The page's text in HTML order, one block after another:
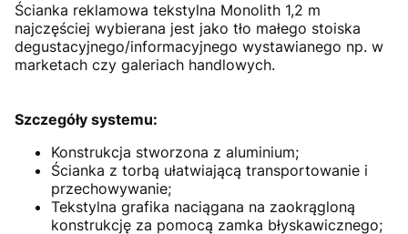
Ścianka reklamowa tekstylna Monolith 1,2 m
najczęściej wybierana jest jako tło małego stoiska
degustacyjnego/informacyjnego wystawianego np. w
marketach czy galeriach handlowych.
Szczegóły systemu:
Konstrukcja stworzona z aluminium;
Ścianka z torbą ułatwiającą transportowanie i
przechowywanie;
Tekstylna grafika naciągana na zaokrągloną
konstrukcję za pomocą zamka błyskawicznego;